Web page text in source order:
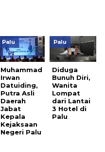
Palu
Muhammad
Irwan
Datuiding,
Putra Asli
Daerah
Jabat
Kepala
Kejaksaan
Negeri Palu
Palu
Diduga
Bunuh Diri,
Wanita
Lompat
dari Lantai
3 Hotel di
Palu